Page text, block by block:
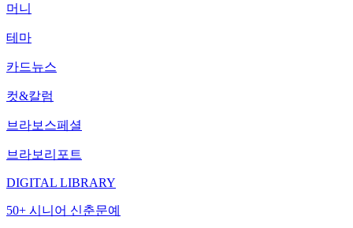
머니
테마
카드뉴스
컷&칼럼
브라보스페셜
브라보리포트
DIGITAL LIBRARY
50+ 시니어 신춘문예